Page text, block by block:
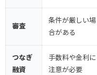
審査
条件が厳しい場
合がある
つなぎ
融資
手数料や金利に
注意が必要